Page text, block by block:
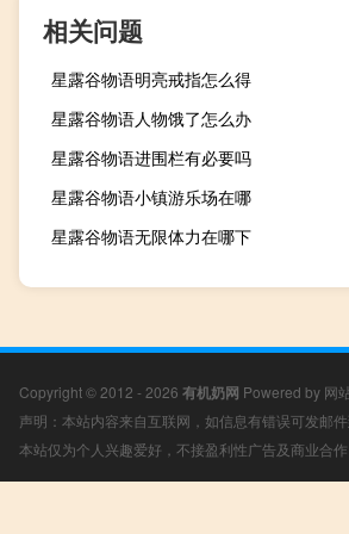
相关问题
星露谷物语明亮戒指怎么得
星露谷物语人物饿了怎么办
星露谷物语进围栏有必要吗
星露谷物语小镇游乐场在哪
星露谷物语无限体力在哪下
Copyright © 2012 - 2026 有机奶网 Powered by 网
声明：本站内容来自互联网，如信息有错误可发邮
本站仅为个人兴趣爱好，不接盈利性广告及商业合作